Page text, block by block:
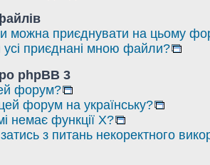
можна приєднувати на цьому
усі приєднані мною файли?
phpBB 3
форум?
форум на українську?
немає функції X?
з питань некоректного